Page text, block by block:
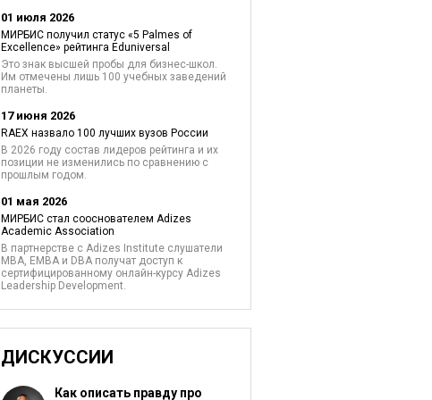
01 июля 2026
МИРБИС получил статус «5 Palmes of
Excellence» рейтинга Eduniversal
Это знак высшей пробы для бизнес-школ.
Им отмечены лишь 100 учебных заведений
планеты.
17 июня 2026
RAEX назвало 100 лучших вузов России
В 2026 году состав лидеров рейтинга и их
позиции не изменились по сравнению с
прошлым годом.
01 мая 2026
МИРБИС стал сооснователем Adizes
Academic Association
В партнерстве с Adizes Institute слушатели
MBA, EMBA и DBA получат доступ к
сертифицированному онлайн-курсу Adizes
Leadership Development.
ДИСКУССИИ
Как описать правду про